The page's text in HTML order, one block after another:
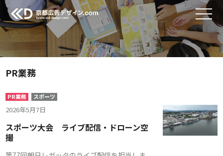
PR業務
PR業務 スポーツ
2026年5月7日
スポーツ大会 ライブ配信・ドローン空
撮